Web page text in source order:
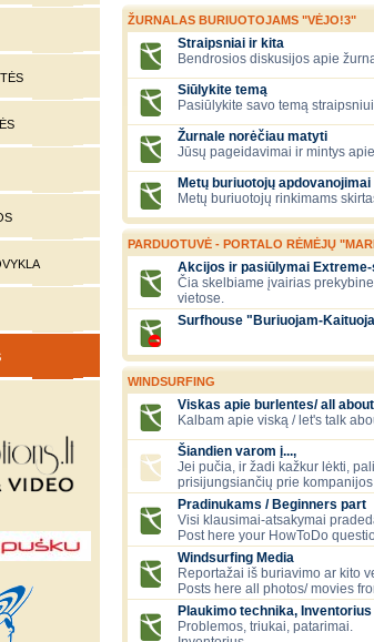
ŽURNALAS BURIUOTOJAMS "VĖJO!3"
Straipsniai ir kita
Bendrosios diskusijos apie
Siūlykite temą
Pasiūlykite savo temą straipsniui
Žurnale norėčiau matyti
Jūsų pageidavimai ir mintys
Metų buriuotojų apdovanojimai
Metų buriuotojų rinkimams
PARDUOTUVĖ - PORTALO RĖMĖJŲ
Akcijos ir pasiūlymai
Čia skelbiame įvairias
vietose.
Surfhouse "Buriuojam-
WINDSURFING
Viskas apie burlentes/ all
Kalbam apie viską / let's talk
Šiandien varom į...,
Jei pučia, ir žadi kažkur lėkti,
prisijungsiančių prie kompanijos
Pradinukams / Beginners part
Visi klausimai-atsakymai
Post here your HowToDo
Windsurfing Media
Reportažai iš buriavimo ar kito
Posts here all photos/ movies
Plaukimo technika, Inventorius
Problemos, triukai, patarimai.